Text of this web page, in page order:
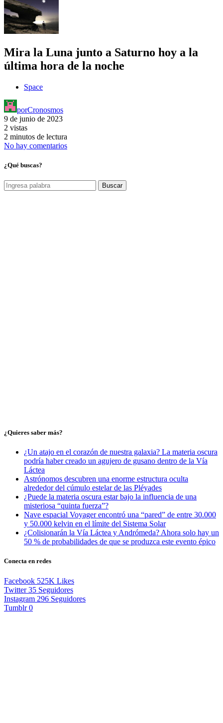
Mira la Luna junto a Saturno hoy a la
última hora de la noche
Space
porCronosmos
9 de junio de 2023
2 vistas
2 minutos de lectura
No hay comentarios
¿Qué buscas?
Buscar
¿Quieres saber más?
¿Un atajo en el corazón de nuestra galaxia? La materia oscura
podría haber creado un agujero de gusano dentro de la Vía
Láctea
Astrónomos descubren una enorme estructura oculta
alrededor del cúmulo estelar de las Pléyades
¿Puede la materia oscura estar bajo la influencia de una
misteriosa “quinta fuerza”?
Nave espacial Voyager encontró una “pared” de entre 30.000
y 50.000 kelvin en el límite del Sistema Solar
¿Colisionarán la Vía Láctea y Andrómeda? Ahora solo hay un
50 % de probabilidades de que se produzca este evento épico
Conecta en redes
Facebook 525K Likes
Twitter 35 Seguidores
Instagram 296 Seguidores
Tumblr 0